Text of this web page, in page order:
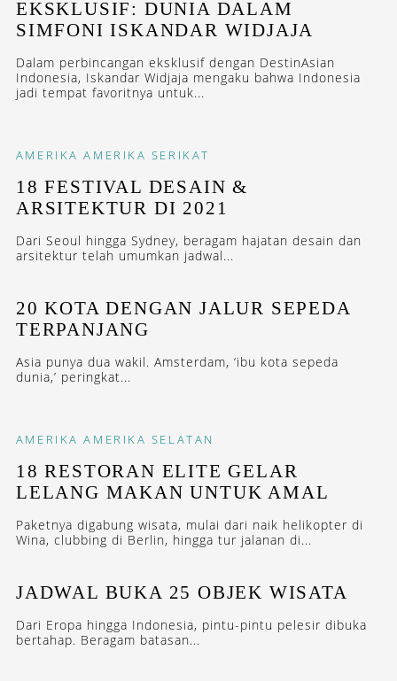
EKSKLUSIF: DUNIA DALAM
SIMFONI ISKANDAR WIDJAJA
Dalam perbincangan eksklusif dengan DestinAsian
Indonesia, Iskandar Widjaja mengaku bahwa Indonesia
jadi tempat favoritnya untuk...
AMERIKA AMERIKA SERIKAT
18 FESTIVAL DESAIN &
ARSITEKTUR DI 2021
Dari Seoul hingga Sydney, beragam hajatan desain dan
arsitektur telah umumkan jadwal...
20 KOTA DENGAN JALUR SEPEDA
TERPANJANG
Asia punya dua wakil. Amsterdam, ‘ibu kota sepeda
dunia,’ peringkat...
AMERIKA AMERIKA SELATAN
18 RESTORAN ELITE GELAR
LELANG MAKAN UNTUK AMAL
Paketnya digabung wisata, mulai dari naik helikopter di
Wina, clubbing di Berlin, hingga tur jalanan di...
JADWAL BUKA 25 OBJEK WISATA
Dari Eropa hingga Indonesia, pintu-pintu pelesir dibuka
bertahap. Beragam batasan...